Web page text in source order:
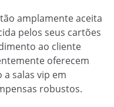
amplamente aceita
pelos seus cartões
ao cliente
oferecem
salas vip em
robustos.